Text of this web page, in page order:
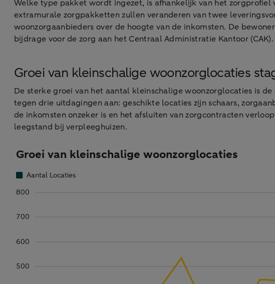
Welke type pakket wordt ingezet, is afhankelijk van het
extramurale zorgpakketten zullen veranderen van twee
woonzorgaanbieders over de hoogte van de inkomsten. De
bijdrage voor de zorg aan het Centraal Administratie Kantoor (CAK).
Groei van kleinschalige woonzorglocaties
De sterke groei van het aantal kleinschalige woonzorglocaties is
tegen drie uitdagingen aan: geschikte locaties zijn schaars,
de inkomsten onzeker is en het afsluiten van zorgcontracten
leegstand bij verpleeghuizen.